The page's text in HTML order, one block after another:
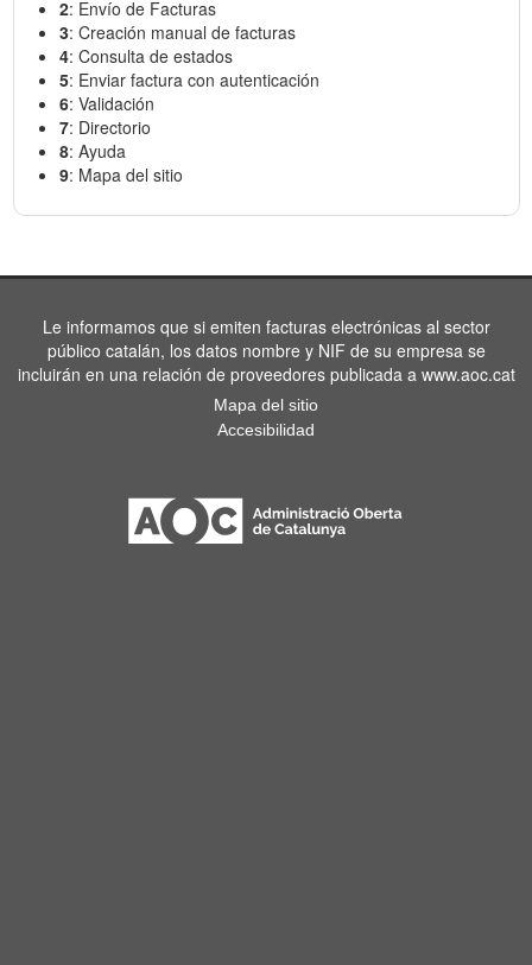
2: Envío de Facturas
3: Creación manual de facturas
4: Consulta de estados
5: Enviar factura con autenticación
6: Validación
7: Directorio
8: Ayuda
9: Mapa del sitio
Le informamos que si emiten facturas electrónicas al sector
público catalán, los datos nombre y NIF de su empresa se
incluirán en una relación de proveedores publicada a www.aoc.cat
Mapa del sitio
Accesibilidad